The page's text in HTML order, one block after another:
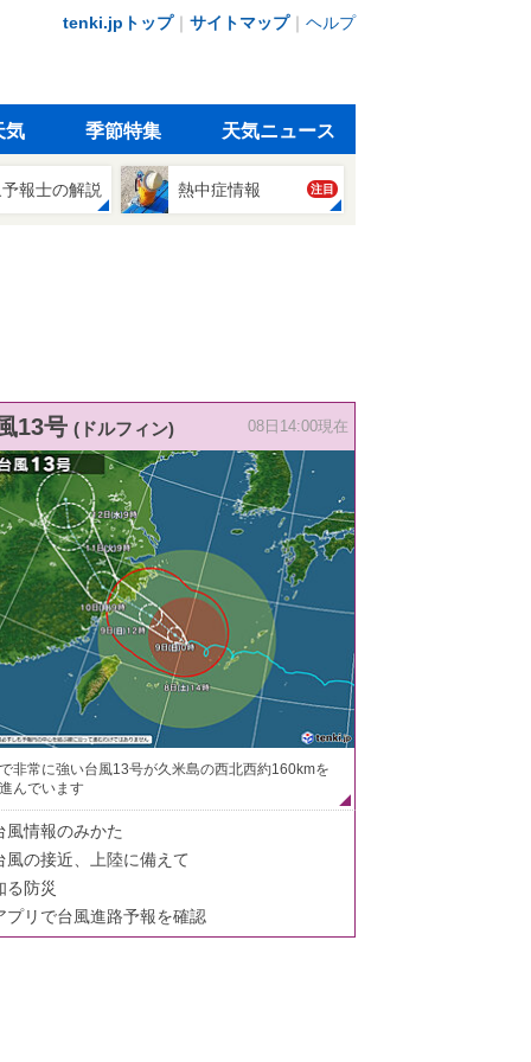
tenki.jpトップ｜ サイトマップ｜ ヘルプ
気 季節特集 天気ニュース
報士の解説 熱中症情報 注目
13号 (ドルフィン) 08日14:00現在
非常に強い台風13号が久米島の西北西約160kmを
んでいます
風情報のみかた
風の接近、上陸に備えて
る防災
プリで台風進路予報を確認